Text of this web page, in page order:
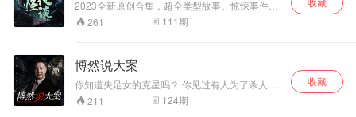
答案。 主播水鬼老师搜集整编了多种不可思议的
神秘现象，为大家多角度展示最具探索意义的世
界谜团，以幽默风趣的语言来呈现一桩桩全球悬
认知，打开你的脑洞，开启一段奇幻的探索之
旅。
2023全新原创合集，超全类型故事。惊悚事件刺
激不断，悬疑事件层出不穷。 夜半惊魂诡谈，惊
悚大门正在缓缓开启，等你来听。 一听就不寒而
疑事件？离奇案件、诡异哭声，一桩桩一件件，
忍不住想一探究竟。 本专辑午夜怪谈惊魂夜，恐
怖之处就在于贴近生活，让人感觉真实发生的，
是人们口口相传的怪谈、灵异、恐怖、不可思议
的一些小故事。你真的要听吗？心脏不好和胆子
261 111期
博然说大案
你知道失足女的克星吗？ 你见过有人为了杀人，
亲手打造一个龙门客栈吗？ 正义与邪恶的较量，
人性与兽性的博弈。博然说大案，带你亲临现
211 124期
收藏